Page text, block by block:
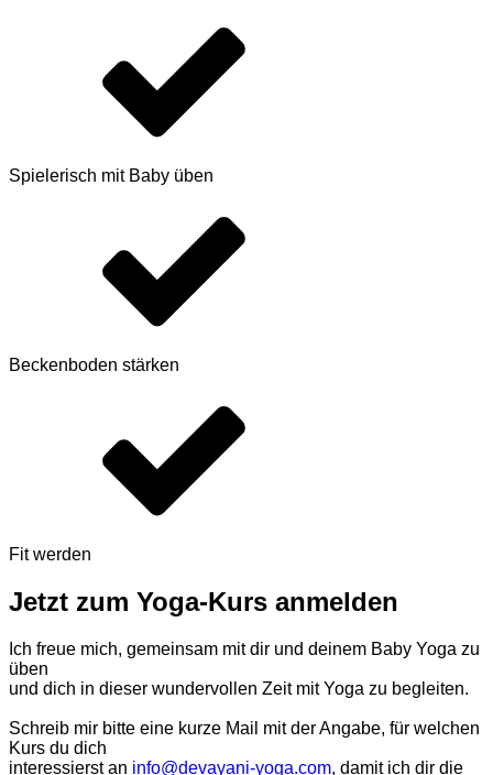
Spielerisch mit Baby üben
Beckenboden stärken
Fit werden
Jetzt zum Yoga-Kurs anmelden
Ich freue mich, gemeinsam mit dir und deinem Baby Yoga zu
üben
und dich in dieser wundervollen Zeit mit Yoga zu begleiten.
Schreib mir bitte eine kurze Mail mit der Angabe, für welchen
Kurs du dich
interessierst an info@devayani-yoga.com, damit ich dir die